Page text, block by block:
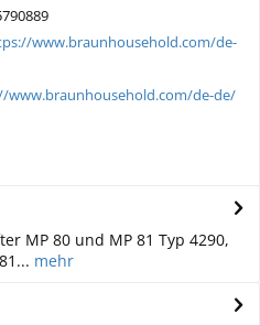
www.braunhousehold.com/de-
www.braunhousehold.com/de-de/
MP 80 und MP 81 Typ 4290,
mehr